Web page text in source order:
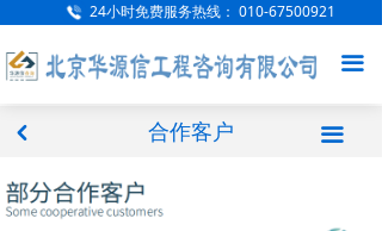
24小时免费服务热线： 010-67500921
끀
网站首页
公司概况
新闻中心
项目案例
合作客户
낒 끀